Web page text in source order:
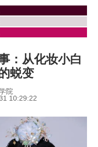
：从化妆小白
蜕变
院
10:29:22